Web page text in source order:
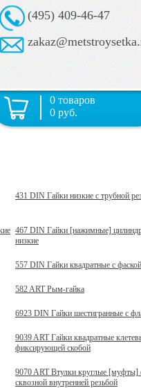
(495) 409-46-47
0 товаров
0 руб.
431 DIN Гайки низкие с трубной
467 DIN Гайки [нажимные]
низкие
557 DIN Гайки квадратные с фаской
582 ART Рым-гайка
6923 DIN Гайки шестигранные с
9039 ART Гайки квадратные
фиксирующей скобой
9070 ART Втулки круглые [муфты]
сквозной внутренней резьбой